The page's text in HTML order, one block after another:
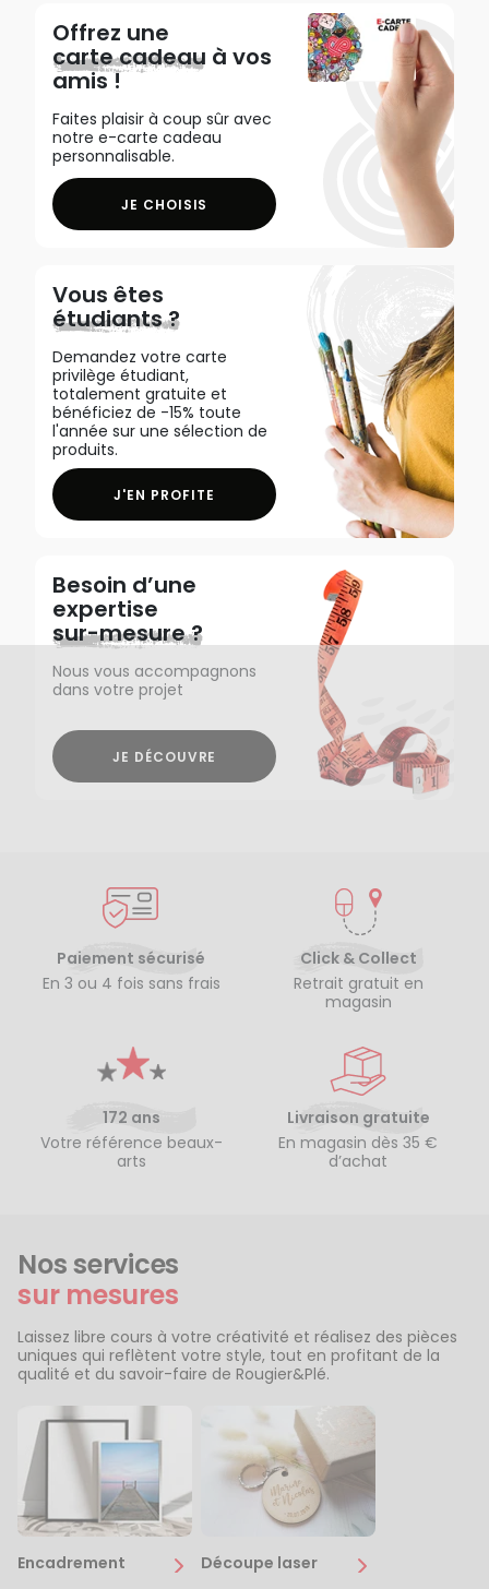
Offrez une
carte cadeau à vos
amis !
Faites plaisir à coup sûr avec
notre e-carte cadeau
personnalisable.
JE CHOISIS
Vous êtes
étudiants ?
Demandez votre carte
privilège étudiant,
totalement gratuite et
bénéficiez de -15% toute
l'année sur une sélection de
produits.
J'EN PROFITE
Besoin d’une
expertise
sur-mesure ?
Nous vous accompagnons
dans votre projet
JE DÉCOUVRE
Paiement sécurisé
En 3 ou 4 fois sans frais
Click & Collect
Retrait gratuit en
magasin
172 ans
Votre référence beaux-
arts
Livraison gratuite
En magasin dès 35 €
d’achat
Nos services
sur mesures
Laissez libre cours à votre créativité et réalisez des pièces
uniques qui reflètent votre style, tout en profitant de la
qualité et du savoir-faire de Rougier&Plé.
Encadrement Découpe laser